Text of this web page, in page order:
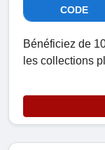
CODE
Bénéficiez de
les collections